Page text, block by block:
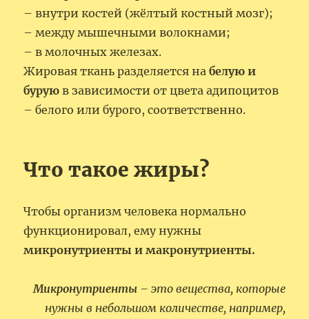
– внутри костей (жёлтый костный мозг);
– между мышечными волокнами;
– в молочных железах.
Жировая ткань разделяется набелую и
бурую в зависимости от цвета адипоцитов
– белого или бурого, соответственно.
Что такое жиры?
Чтобы организм человека нормально
функционировал, ему нужны
микронутриенты и макронутриенты.
Микронутриенты– это вещества, которые
нужны в небольшом количестве, например,